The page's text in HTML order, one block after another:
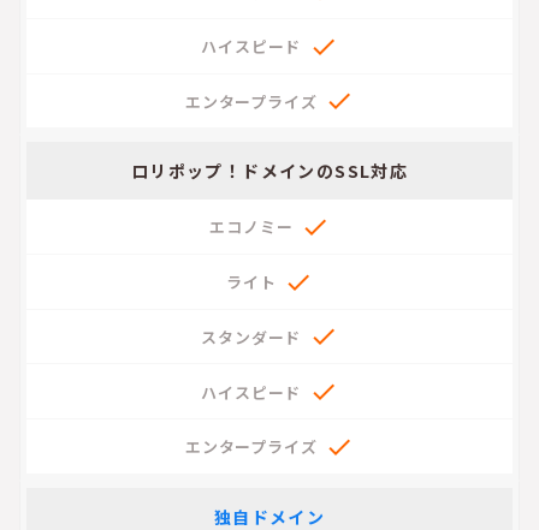


ロリポップ！ ドメインのSSL対応





独自ドメイン